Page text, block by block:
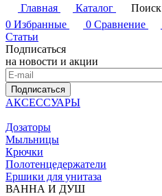
Главная
Каталог Поиск
0 Избранные 0 Сравнение
Статьи
Подписаться
на новости и акции
Подписаться
АКСЕССУАРЫ
Дозаторы
Мыльницы
Крючки
Полотенцедержатели
Ершики для унитаза
ВАННА И ДУШ